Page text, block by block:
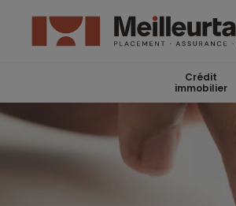
Crédit
immobilier